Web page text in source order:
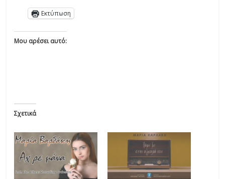
Εκτύπωση
Μου αρέσει αυτό:
Σχετικά